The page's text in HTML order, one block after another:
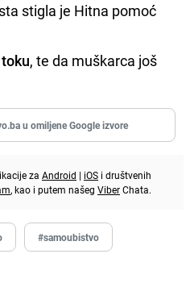
stigla je Hitna pomoć
, te da muškarca još
u omiljene Google izvore
za Android | iOS i društvenih
, kao i putem našeg ViberChata.
#samoubistvo